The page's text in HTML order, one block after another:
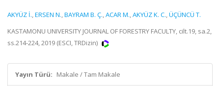
AKYÜZ İ.,ERSEN N.,BAYRAM B. Ç.,ACAR M.,AKYÜZ K. C.,ÜÇÜNCÜ T.
KASTAMONU UNIVERSITY JOURNAL OF FORESTRY FACULTY, cilt.19, sa.2,
ss.214-224, 2019 (ESCI, TRDizin)
Yayın Türü: Makale / Tam Makale